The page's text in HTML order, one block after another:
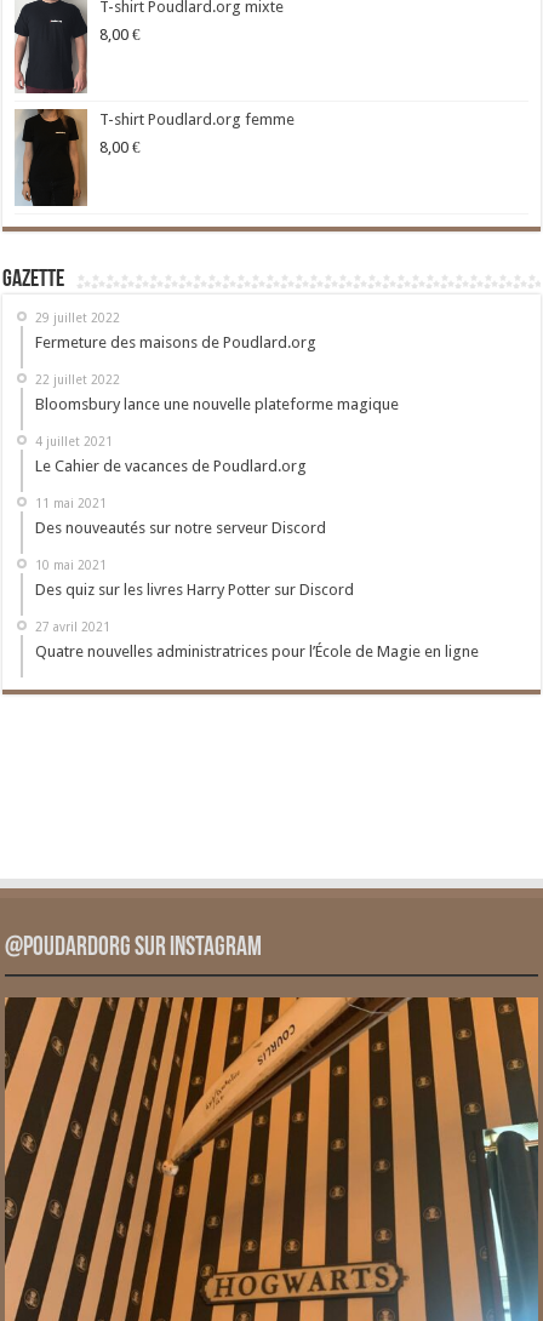
T-shirt Poudlard.org mixte
8,00 €
T-shirt Poudlard.org femme
8,00 €
Gazette
29 juillet 2022
Fermeture des maisons de Poudlard.org
22 juillet 2022
Bloomsbury lance une nouvelle plateforme magique
4 juillet 2021
Le Cahier de vacances de Poudlard.org
11 mai 2021
Des nouveautés sur notre serveur Discord
10 mai 2021
Des quiz sur les livres Harry Potter sur Discord
27 avril 2021
Quatre nouvelles administratrices pour l’École de Magie en ligne
@PoudardOrg sur Instagram